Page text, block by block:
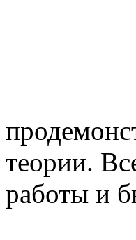
теории.
работы и